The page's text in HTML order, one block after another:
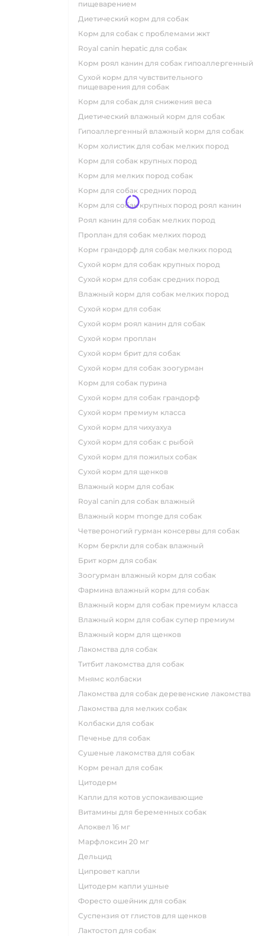
пищеварением
диетический корм для собак
корм для собак с проблемами жкт
royal canin hepatic для собак
корм роял канин для собак гипоаллергенный
сухой корм для чувствительного
пищеварения для собак
корм для собак для снижения веса
диетический влажный корм для собак
гипоаллергенный влажный корм для собак
корм холистик для собак мелких пород
корм для собак крупных пород
корм для мелких пород собак
корм для собак средних пород
корм для собак крупных пород роял канин
роял канин для собак мелких пород
проплан для собак мелких пород
корм грандорф для собак мелких пород
сухой корм для собак крупных пород
сухой корм для собак средних пород
влажный корм для собак мелких пород
сухой корм для собак
сухой корм роял канин для собак
сухой корм проплан
сухой корм брит для собак
сухой корм для собак зоогурман
корм для собак пурина
сухой корм для собак грандорф
сухой корм премиум класса
сухой корм для чихуахуа
сухой корм для собак с рыбой
сухой корм для пожилых собак
сухой корм для щенков
влажный корм для собак
royal canin для собак влажный
влажный корм monge для собак
четвероногий гурман консервы для собак
корм беркли для собак влажный
брит корм для собак
зоогурман влажный корм для собак
фармина влажный корм для собак
влажный корм для собак премиум класса
влажный корм для собак супер премиум
влажный корм для щенков
лакомства для собак
титбит лакомства для собак
мнямс колбаски
лакомства для собак деревенские лакомства
лакомства для мелких собак
колбаски для собак
печенье для собак
сушеные лакомства для собак
корм ренал для собак
цитодерм
капли для котов успокаивающие
витамины для беременных собак
апоквел 16 мг
марфлоксин 20 мг
дельцид
ципровет капли
цитодерм капли ушные
форесто ошейник для собак
суспензия от глистов для щенков
лактостоп для собак